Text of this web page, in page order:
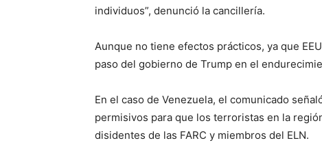
individuos”, denunció la cancillería.
Aunque no tiene efectos prácticos, ya que
paso del gobierno de Trump en el
En el caso de Venezuela, el comunicado
permisivos para que los terroristas en la
disidentes de las FARC y miembros del ELN.